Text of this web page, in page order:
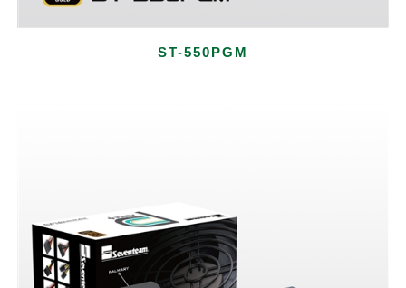
ST-550PGM